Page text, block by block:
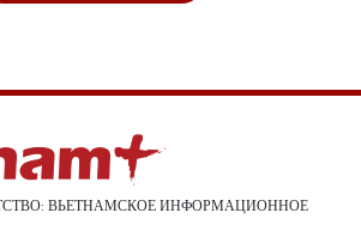
ВЬЕТНАМСКОЕ ИНФОРМАЦИОННОЕ